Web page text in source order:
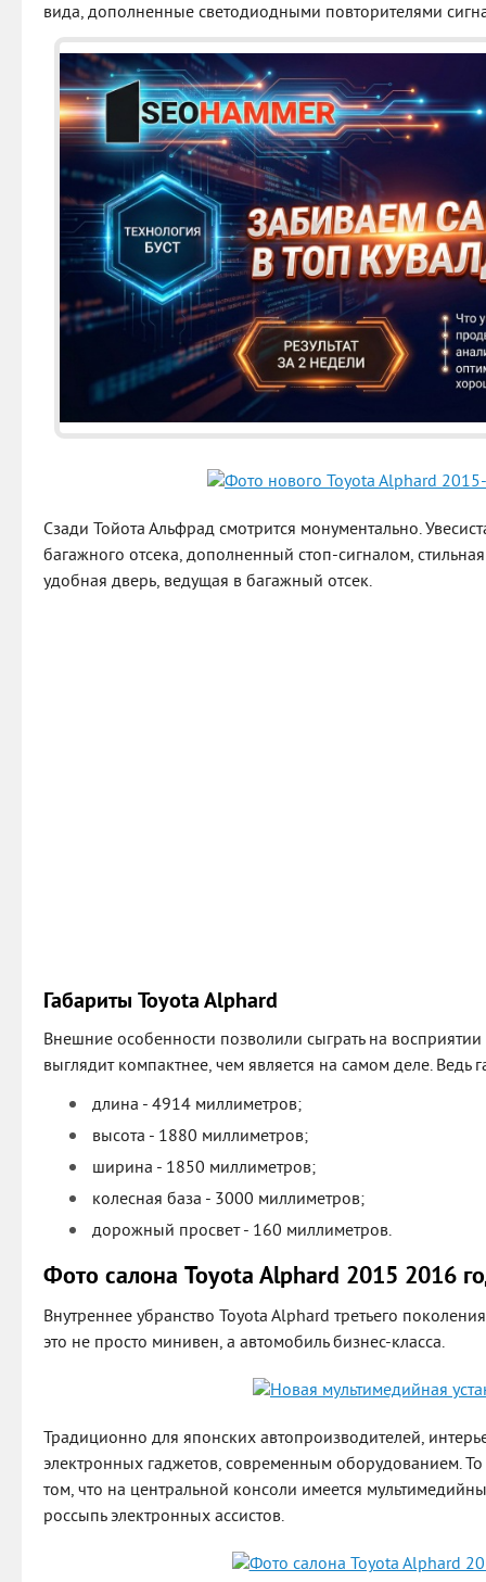
вида, дополненные светодиодными повторителями
Сзади Тойота Альфрад смотрится монументально.
багажного отсека, дополненный стоп-сигналом,
удобная дверь, ведущая в багажный отсек.
Габариты Toyota Alphard
Внешние особенности позволили сыграть на
выглядит компактнее, чем является на самом деле.
длина - 4914 миллиметров;
высота - 1880 миллиметров;
ширина - 1850 миллиметров;
колесная база - 3000 миллиметров;
дорожный просвет - 160 миллиметров.
Фото салона Toyota Alphard 2015 2016
Внутреннее убранство Toyota Alphard третьего
это не просто минивен, а автомобиль бизнес-класса.
Традиционно для японских автопроизводителей,
электронных гаджетов, современным оборудованием. То
том, что на центральной консоли имеется
россыпь электронных ассистов.